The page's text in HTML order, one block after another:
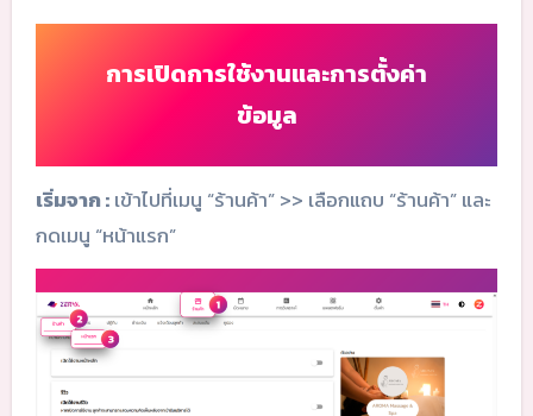
การเปิดการใช้งานและการตั้งค่า
ข้อมูล
เริ่มจาก :เข้าไปที่เมนู “ร้านค้า” >> เลือกแถบ “ร้านค้า” และ
กดเมนู “หน้าแรก”